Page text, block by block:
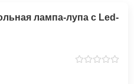
лампа-лупа с Led-